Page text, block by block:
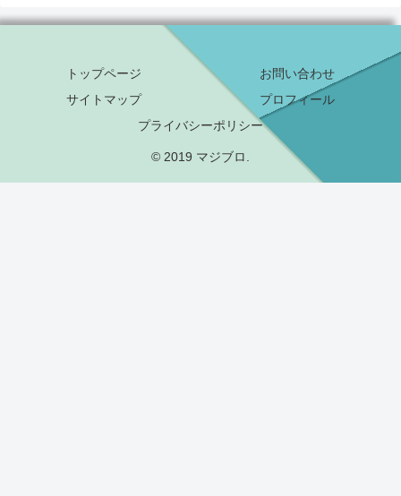
トップページ
お問い合わせ
サイトマップ
プロフィール
プライバシーポリシー
© 2019 マジブロ.